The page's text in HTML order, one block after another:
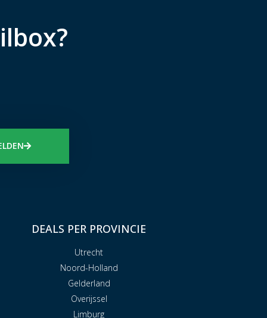
DEALS PER PROVINCIE
Utrecht
Noord-Holland
Gelderland
Overijssel
Limburg